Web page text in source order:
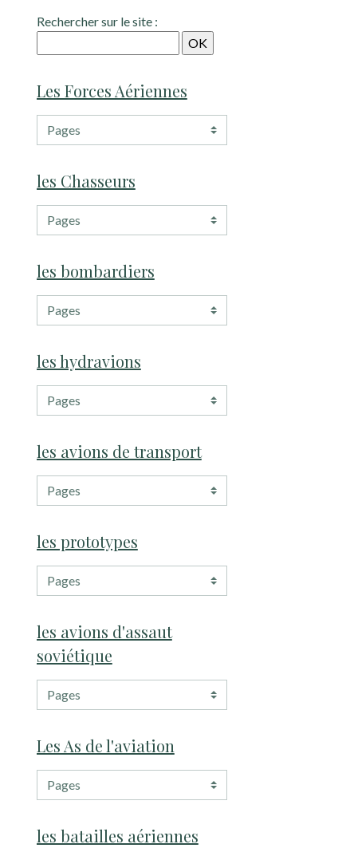
Rechercher sur le site :
Les Forces Aériennes
les Chasseurs
les bombardiers
les hydravions
les avions de transport
les prototypes
les avions d'assaut
soviétique
Les As de l'aviation
les batailles aériennes